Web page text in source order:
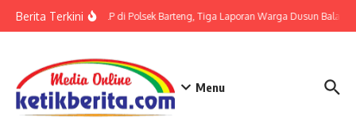
Berita TerkiniTerkait LP di Polsek Barteng, Tiga Laporan Warga Dusun Balaka
Menu